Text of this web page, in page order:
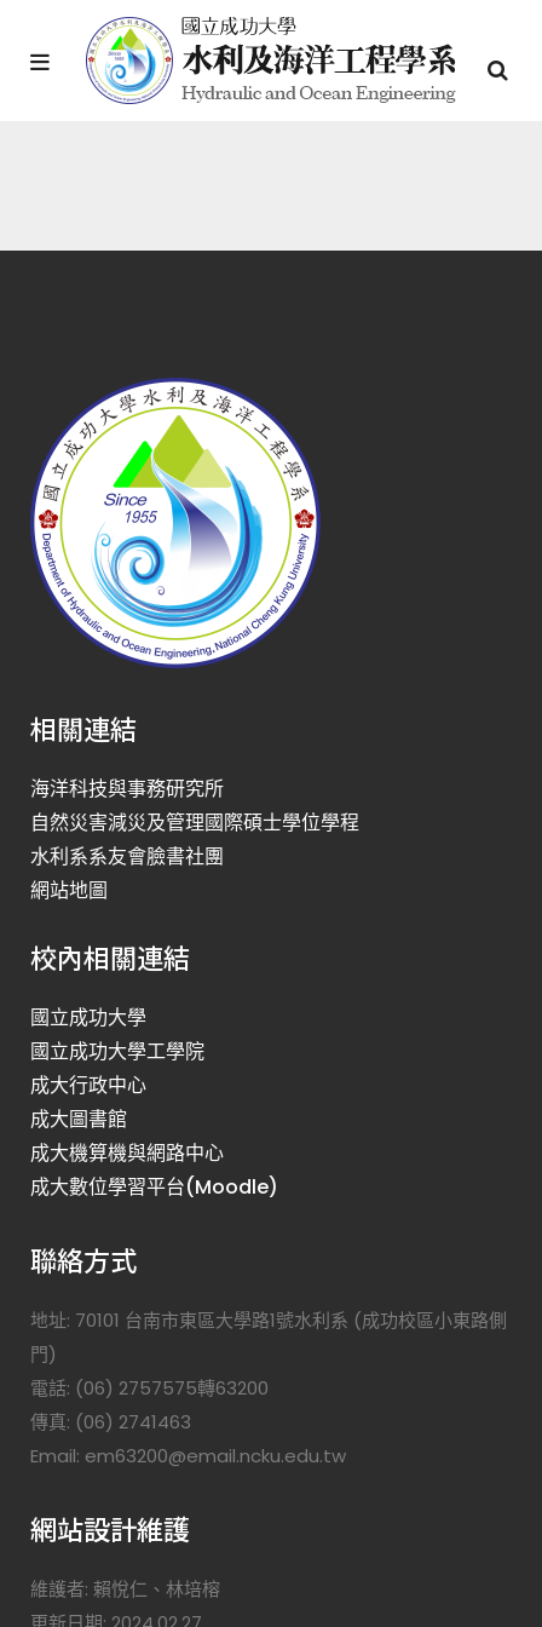
相關連結
海洋科技與事務研究所
自然災害減災及管理國際碩士學位學程
水利系系友會臉書社團
網站地圖
校內相關連結
國立成功大學
國立成功大學工學院
成大行政中心
成大圖書館
成大機算機與網路中心
成大數位學習平台(Moodle)
聯絡方式
地址: 70101 台南市東區大學路1號水利系 (成功校區小東路側
門)
電話: (06) 2757575轉63200
傳真: (06) 2741463
Email: em63200@email.ncku.edu.tw
網站設計維護
維護者: 賴悅仁、林培榕